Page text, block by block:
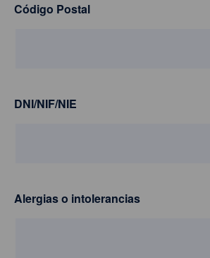
Código Postal
DNI/NIF/NIE
Alergias o intolerancias